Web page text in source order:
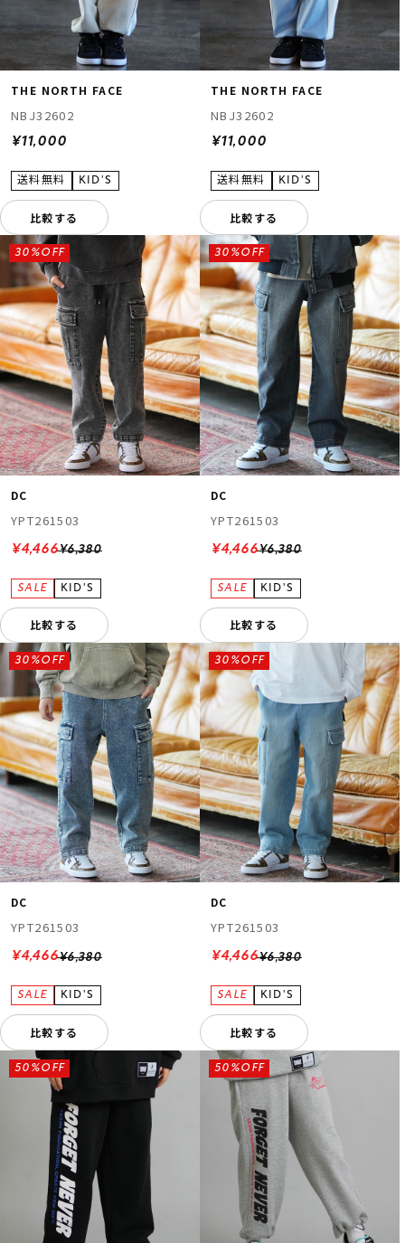
THE NORTH FACE
NBJ32602
¥11,000
比較する
THE NORTH FACE
NBJ32602
¥11,000
比較する
DC
YPT261503
¥6,380
30%OFF
¥4,466
比較する
DC
YPT261503
¥6,380
30%OFF
¥4,466
比較する
DC
YPT261503
¥6,380
30%OFF
¥4,466
比較する
DC
YPT261503
¥6,380
30%OFF
¥4,466
比較する
50%OFF 50%OFF